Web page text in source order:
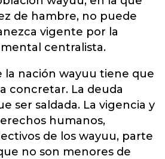
de hambre, no puede
vigente por la
centralista.
la nación wayuu tiene que
concretar. La deuda
ser saldada. La vigencia y
humanos,
de los wayuu, parte
no son menores de